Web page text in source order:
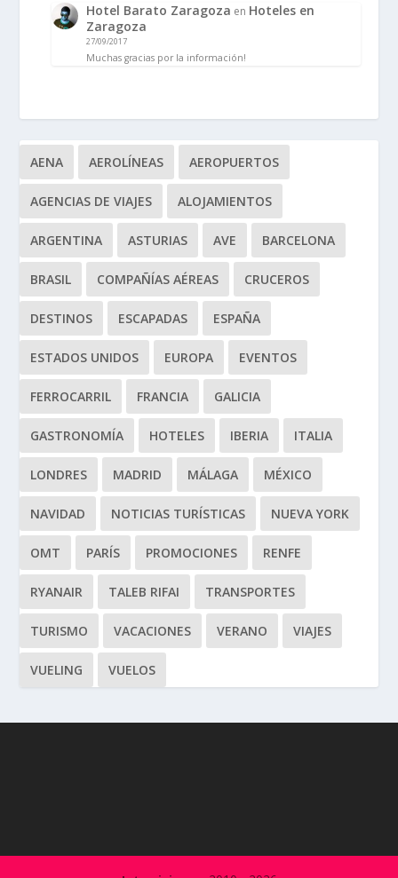
Hotel Barato Zaragoza en Hoteles en
Zaragoza
27/09/2017
Muchas gracias por la información!
AENA AEROLÍNEAS AEROPUERTOS
AGENCIAS DE VIAJES ALOJAMIENTOS
ARGENTINA ASTURIAS AVE BARCELONA
BRASIL COMPAÑÍAS AÉREAS CRUCEROS
DESTINOS ESCAPADAS ESPAÑA
ESTADOS UNIDOS EUROPA EVENTOS
FERROCARRIL FRANCIA GALICIA
GASTRONOMÍA HOTELES IBERIA ITALIA
LONDRES MADRID MÁLAGA MÉXICO
NAVIDAD NOTICIAS TURÍSTICAS NUEVA YORK
OMT PARÍS PROMOCIONES RENFE
RYANAIR TALEB RIFAI TRANSPORTES
TURISMO VACACIONES VERANO VIAJES
VUELING VUELOS